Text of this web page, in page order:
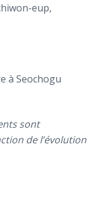
eup,
à Seochogu
sont
de l’évolution